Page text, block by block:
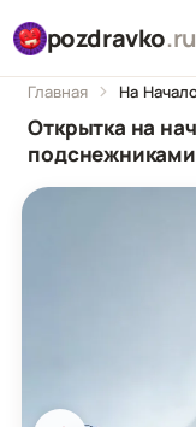
pozdravko.ru
Главная На
Открытка на
подснежниками